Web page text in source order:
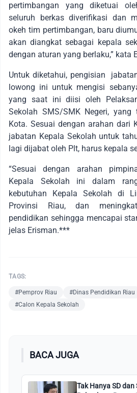
pertimbangan yang diketuai
seluruh berkas diverifikasi dan
okeh tim pertimbangan, baru
akan diangkat sebagai kepala
dengan aturan yang berlaku,” kata
Untuk diketahui, pengisian
lowong ini untuk mengisi
yang saat ini diisi oleh
Sekolah SMS/SMK Negeri, yang
Kota. Sesuai dengan arahan dari
jabatan Kepala Sekolah untuk
lagi dijabat oleh Plt, harus kepala
“Sesuai dengan arahan
Kepala Sekolah ini dalam
kebutuhan Kepala Sekolah di
Provinsi Riau, dan
pendidikan sehingga mencapai
jelas Erisman.***
TAGS:
#Pemprov Riau #Dinas Pendidikan Riau
#Calon Kepala Sekolah
BACA JUGA
Tak Hanya SD dan